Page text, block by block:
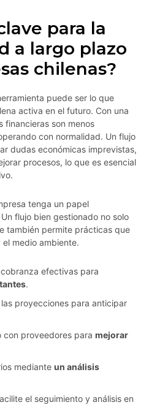
para la
a largo plazo
chilenas?
puede ser lo que
activa en el futuro. Con una
financieras son menos
con normalidad. Un flujo
dudas económicas imprevistas,
procesos, lo que es esencial
tenga un papel
flujo bien gestionado no solo
también permite prácticas que
medio ambiente.
efectivas para
.
las proyecciones para anticipar
proveedores para mejorar
mediante un análisis
el seguimiento y análisis en